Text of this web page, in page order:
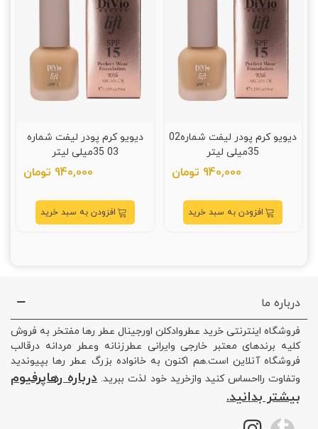
دیویو کرم پودر لیفت شماره02
35میلی لیتر
940,000 تومان
افزودن به سبد خرید
دیویو کرم پودر لیفت شماره
03 35میلی لیتر
940,000 تومان
افزودن به سبد خرید
درباره ما
فروشگاه اینترنتی خرید عطروادکلن اورجینال عطر رها مفتخر به فروش
کلیه برندهای معتبر خارجی وایرانی عطرزنانه وعطر مردانه درقالب
فروشگاه آنلاین است.هم اکنون به خانواده بزرگ عطر رها بپیوندید
وتفاوت رااحساس کنید وازخرید خود لذت ببرید. درباره رهاپرفیوم
بیشتر بدانید.